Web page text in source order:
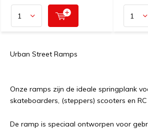
Urban Street Ramps
Onze ramps zijn de ideale springplank
skateboarders, (steppers) scooters en
De ramp is speciaal ontworpen voor